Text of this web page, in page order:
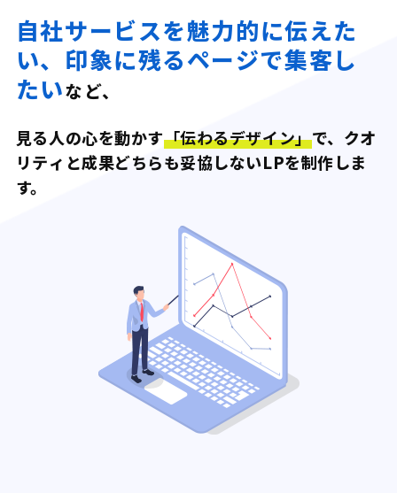
自社サービスを魅力的に伝えた
い、 印象に残るページで集客し
たいなど、
見る人の心を動かす「伝わるデザイン」で、 クオ
リティと成果どちらも妥協しないLPを制作しま
す。